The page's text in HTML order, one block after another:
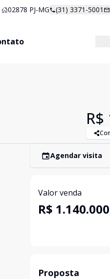
02878 PJ-MG (31) 3371-5001
R$
Agendar visita
Valor venda
R$
Proposta